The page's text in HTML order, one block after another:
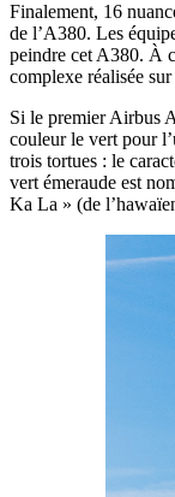
Finalement, 16
de l’A380. Les
peindre cet A380. À
complexe réalisée
Si le premier Airbus
couleur le vert pour
trois tortues : le
vert émeraude est
Ka La » (de